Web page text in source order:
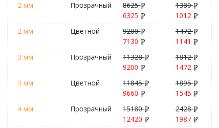
2 мм Прозрачный
8625
6325
1380
1012
2 мм
Цветной
9200
7130
1472
1141
3 мм
Прозрачный
11328
9200
1812
1472
3 мм
Цветной
11845
9660
1895
1545
4 мм
Прозрачный
15180
12420
2428
1987